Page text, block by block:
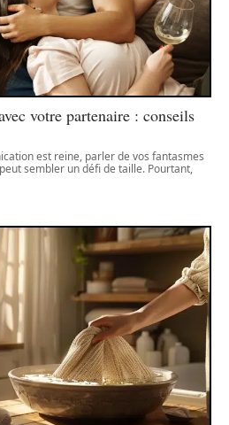
votre partenaire : conseils
est reine, parler de vos fantasmes
sembler un défi de taille. Pourtant,